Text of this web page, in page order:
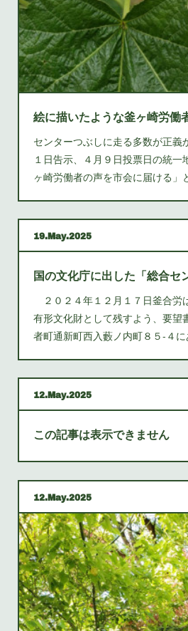
センターつぶしに走る多数が正
１日告示、４月９日投票日の統一
ヶ崎労働者の声を市会に届ける
19 May 2025
２０２４年１２月１７日釜合労
有形文化財として残すよう、要望
者町通新町西入藪ノ内町８５‐４
12 May 2025
この記事は表示できません
12 May 2025